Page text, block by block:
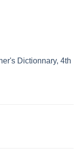
Dictionnary, 4th